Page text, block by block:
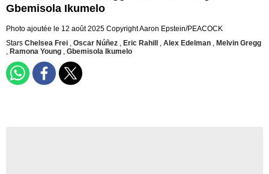
Gbemisola Ikumelo
Photo ajoutée le 12 août 2025 Copyright Aaron Epstein/PEACOCK
Stars Chelsea Frei , Oscar Núñez , Eric Rahill , Alex Edelman , Melvin Gregg
, Ramona Young , Gbemisola Ikumelo